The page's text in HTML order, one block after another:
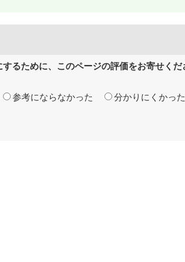
るために、このページの評価をお寄せくだ
参考にならなかった 分かりにくかった